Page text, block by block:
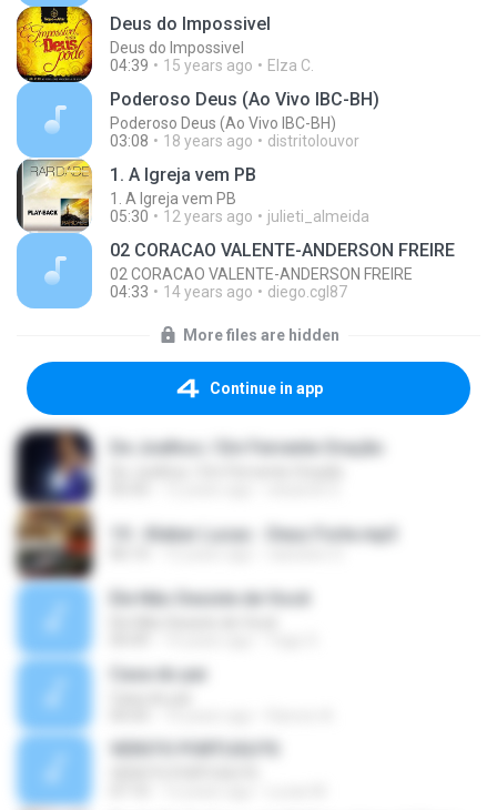
Deus do Impossivel
Deus do Impossivel
04:39
15 years ago Elza C.
Poderoso Deus (Ao Vivo IBC-BH)
Poderoso Deus (Ao Vivo IBC-BH)
03:08
18 years ago distritolouvor
1. A Igreja vem PB
1. A Igreja vem PB
05:30
12 years ago julieti_almeida
02 CORACAO VALENTE-ANDERSON FREIRE
02 CORACAO VALENTE-ANDERSON FREIRE
04:33
14 years ago diego.cgl87
More files are hidden
Continue in app
De Joelhos / Em Fervente Oração
19 - Kleber Lucas - Deus Forte.mp3
Ele Não Desiste de Você
Casa do pai